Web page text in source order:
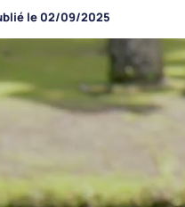
le 02/09/2025